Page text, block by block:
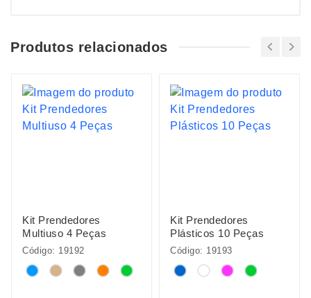
Produtos relacionados
Kit Prendedores
Multiuso 4 Peças
Código: 19192
Kit Prendedores
Plásticos 10 Peças
Código: 19193